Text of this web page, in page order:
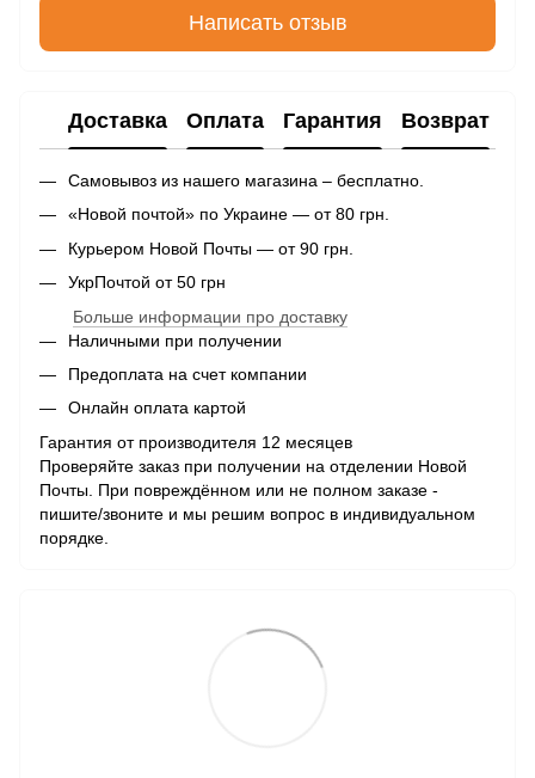
Написать отзыв
Доставка Оплата Гарантия Возврат
Самовывоз из нашего магазина – бесплатно.
«Новой почтой» по Украине — от 80 грн.
Курьером Новой Почты — от 90 грн.
УкрПочтой от 50 грн
Больше информации про доставку
Наличными при получении
Предоплата на счет компании
Онлайн оплата картой
Гарантия от производителя 12 месяцев
Проверяйте заказ при получении на отделении Новой
Почты. При повреждённом или не полном заказе -
пишите/звоните и мы решим вопрос в индивидуальном
порядке.